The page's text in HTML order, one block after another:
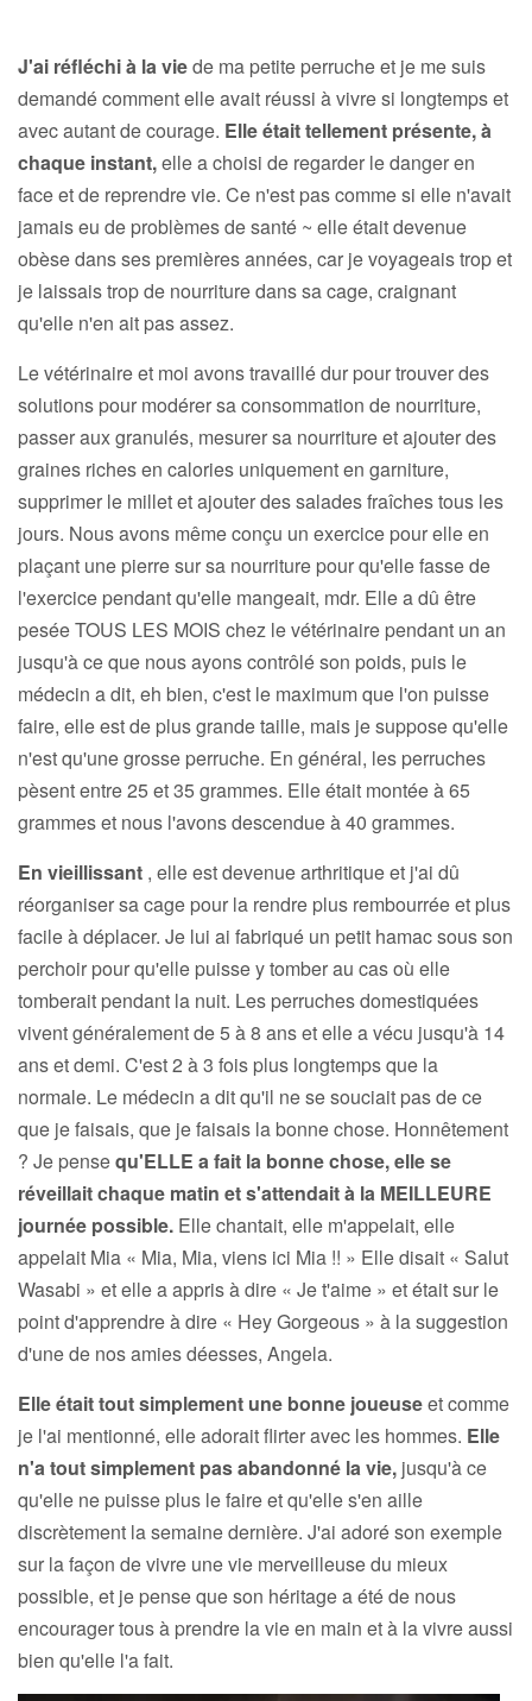
J'ai réfléchi à la viede ma petite perruche et je me suis
demandé comment elle avait réussi à vivre si longtemps et
avec autant de courage. Elle était tellement présente, à
chaque instant,elle a choisi de regarder le danger en
face et de reprendre vie. Ce n'est pas comme si elle n'avait
jamais eu de problèmes de santé ~ elle était devenue
obèse dans ses premières années, car je voyageais trop et
je laissais trop de nourriture dans sa cage, craignant
qu'elle n'en ait pas assez.
Le vétérinaire et moi avons travaillé dur pour trouver des
solutions pour modérer sa consommation de nourriture,
passer aux granulés, mesurer sa nourriture et ajouter des
graines riches en calories uniquement en garniture,
supprimer le millet et ajouter des salades fraîches tous les
jours. Nous avons même conçu un exercice pour elle en
plaçant une pierre sur sa nourriture pour qu'elle fasse de
l'exercice pendant qu'elle mangeait, mdr. Elle a dû être
pesée TOUS LES MOIS chez le vétérinaire pendant un an
jusqu'à ce que nous ayons contrôlé son poids, puis le
médecin a dit, eh bien, c'est le maximum que l'on puisse
faire, elle est de plus grande taille, mais je suppose qu'elle
n'est qu'une grosse perruche. En général, les perruches
pèsent entre 25 et 35 grammes. Elle était montée à 65
grammes et nous l'avons descendue à 40 grammes.
En vieillissant , elle est devenue arthritique et j'ai dû
réorganiser sa cage pour la rendre plus rembourrée et plus
facile à déplacer. Je lui ai fabriqué un petit hamac sous son
perchoir pour qu'elle puisse y tomber au cas où elle
tomberait pendant la nuit. Les perruches domestiquées
vivent généralement de 5 à 8 ans et elle a vécu jusqu'à 14
ans et demi. C'est 2 à 3 fois plus longtemps que la
normale. Le médecin a dit qu'il ne se souciait pas de ce
que je faisais, que je faisais la bonne chose. Honnêtement
? Je pensequ'ELLE a fait la bonne chose, elle se
réveillait chaque matin et s'attendait à la MEILLEURE
journée possible. Elle chantait, elle m'appelait, elle
appelait Mia « Mia, Mia, viens ici Mia !! » Elle disait « Salut
Wasabi » et elle a appris à dire « Je t'aime » et était sur le
point d'apprendre à dire « Hey Gorgeous » à la suggestion
d'une de nos amies déesses, Angela.
Elle était tout simplement une bonne joueuseet comme
je l'ai mentionné, elle adorait flirter avec les hommes. Elle
n'a tout simplement pas abandonné la vie, jusqu'à ce
qu'elle ne puisse plus le faire et qu'elle s'en aille
discrètement la semaine dernière. J'ai adoré son exemple
sur la façon de vivre une vie merveilleuse du mieux
possible, et je pense que son héritage a été de nous
encourager tous à prendre la vie en main et à la vivre aussi
bien qu'elle l'a fait.